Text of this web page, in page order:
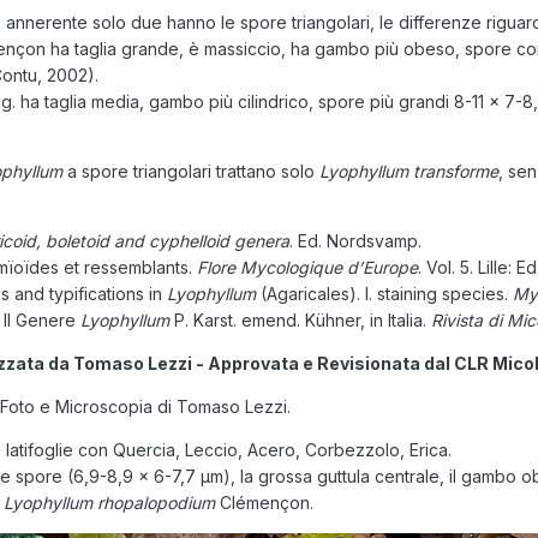
annerente solo due hanno le spore triangolari, le differenze
ha taglia grande, è massiccio, ha gambo più obeso, spore
2002).
ha taglia media, gambo più cilindrico, spore più grandi 8-11 × 7-
a spore triangolari trattano solo Lyophyllum transforme,
boletoid and cyphelloid genera. Ed. Nordsvamp.
et ressemblants. Flore Mycologique d’Europe. Vol. 5. Lille:
and typifications in Lyophyllum (Agaricales). I. staining species.
Il Genere LyophyllumP. Karst. emend. Kühner, in Italia. Rivista di
da Tomaso Lezzi - Approvata e Revisionata dal CLR
e Microscopia di Tomaso Lezzi.
latifoglie con Quercia, Leccio, Acero, Corbezzolo, Erica.
spore (6,9-8,9 × 6-7,7 µm), la grossa guttula centrale, il gambo
Lyophyllum rhopalopodiumClémençon.